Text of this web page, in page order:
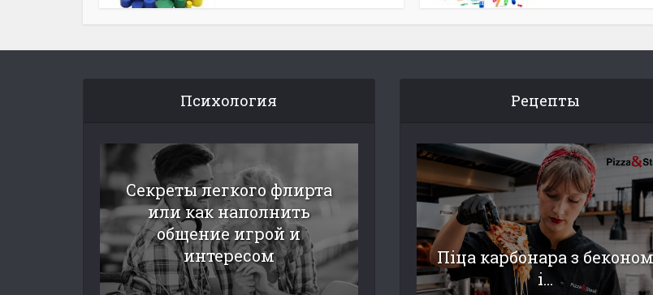
Психология
Секреты легкого флирта
или как наполнить
общение игрой и
интересом
Рецепты
Піца карбонара з
і...